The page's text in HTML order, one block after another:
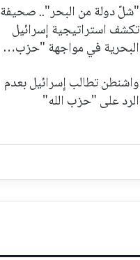
"شلّ دولة من البحر".. صحيفة
تكشف استراتيجية إسرائيل
البحرية في مواجهة "حزب…
واشنطن تطالب إسرائيل بعدم
الرد على "حزب الله"